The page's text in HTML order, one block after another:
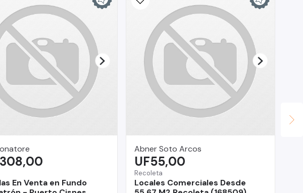
En Venta en Fundo
Abner Soto Arcos
Recoleta
Locales Comerciales Desde
UF55,00